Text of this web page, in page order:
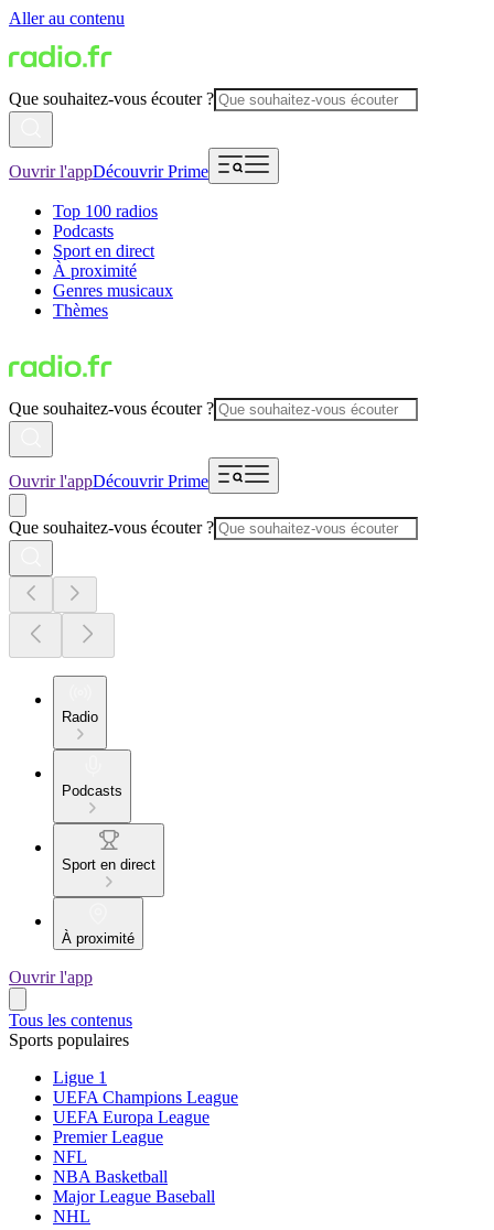
Aller au contenu
Que souhaitez-vous écouter ?
Ouvrir l'appDécouvrir Prime
Top 100 radios
Podcasts
Sport en direct
À proximité
Genres musicaux
Thèmes
Que souhaitez-vous écouter ?
Ouvrir l'appDécouvrir Prime
Que souhaitez-vous écouter ?
Radio
Podcasts
Sport en direct
À proximité
Ouvrir l'app
Tous les contenus
Sports populaires
Ligue 1
UEFA Champions League
UEFA Europa League
Premier League
NFL
NBA Basketball
Major League Baseball
NHL